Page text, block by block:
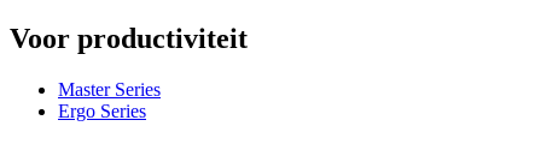
Voor productiviteit
Master Series
Ergo Series